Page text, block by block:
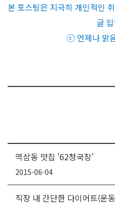
본 포스팅은 지극히 개인적인
글
ⓒ 언제나 맑
역삼동 맛집 '62청국장'
2015-06-04